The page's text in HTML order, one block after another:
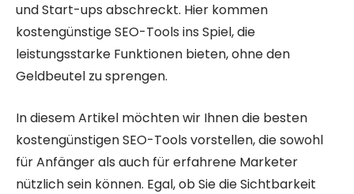
und Start-ups abschreckt. Hier kommen
kostengünstige SEO-Tools ins Spiel, die
leistungsstarke Funktionen bieten, ohne den
Geldbeutel zu sprengen.
In diesem Artikel möchten wir Ihnen die besten
kostengünstigen SEO-Tools vorstellen, die sowohl
für Anfänger als auch für erfahrene Marketer
nützlich sein können. Egal, ob Sie die Sichtbarkeit